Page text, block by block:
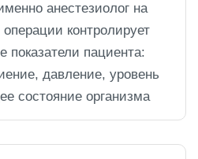
анестезиолог на
контролирует
показатели пациента:
давление, уровень
состояние организма